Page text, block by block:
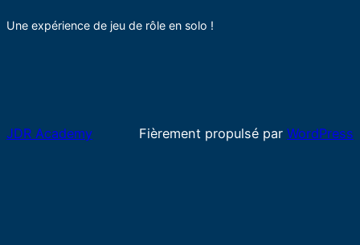
Une expérience de jeu de rôle en solo !
JDR Academy Fièrement propulsé par WordPress